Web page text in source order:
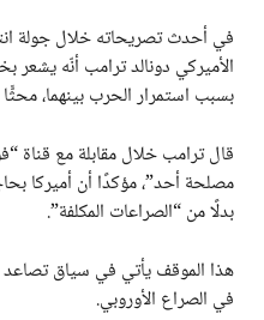
في أحدث تصريحاته خلال جولة
الأميركي دونالد ترامب أنّه يشعر
بسبب استمرار الحرب بينهما،
قال ترامب خلال مقابلة مع قناة
مصلحة أحد”، مؤكدًا أن أميركا
بدلًا من “الصراعات المكلفة”.
هذا الموقف يأتي في سياق
في الصراع الأوروبي.